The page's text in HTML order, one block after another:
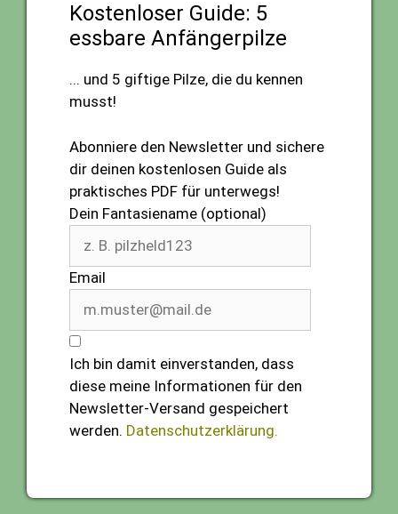
Kostenloser Guide: 5
essbare Anfängerpilze
... und 5 giftige Pilze, die du kennen
musst!
Abonniere den Newsletter und sichere
dir deinen kostenlosen Guide als
praktisches PDF für unterwegs!
Dein Fantasiename (optional)
Email
Ich bin damit einverstanden, dass
diese meine Informationen für den
Newsletter-Versand gespeichert
werden. Datenschutzerklärung.